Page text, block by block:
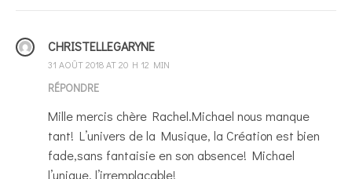
CHRISTELLEGARYNE
31 AOÛT 2018 AT 20 H 12 MIN
RÉPONDRE
Mille mercis chère Rachel.Michael nous manque
tant! L’univers de la Musique, la Création est bien
fade,sans fantaisie en son absence! Michael
l’unique, l’irremplaçable!